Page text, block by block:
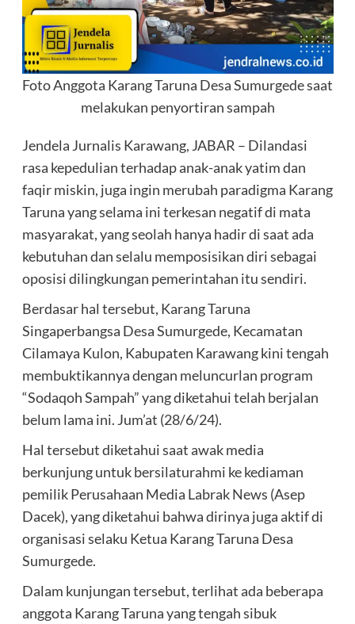
Foto Anggota Karang Taruna Desa Sumurgede saat
melakukan penyortiran sampah
Jendela Jurnalis Karawang, JABAR – Dilandasi
rasa kepedulian terhadap anak-anak yatim dan
faqir miskin, juga ingin merubah paradigma Karang
Taruna yang selama ini terkesan negatif di mata
masyarakat, yang seolah hanya hadir di saat ada
kebutuhan dan selalu memposisikan diri sebagai
oposisi dilingkungan pemerintahan itu sendiri.
Berdasar hal tersebut, Karang Taruna
Singaperbangsa Desa Sumurgede, Kecamatan
Cilamaya Kulon, Kabupaten Karawang kini tengah
membuktikannya dengan meluncurlan program
“Sodaqoh Sampah” yang diketahui telah berjalan
belum lama ini. Jum’at (28/6/24).
Hal tersebut diketahui saat awak media
berkunjung untuk bersilaturahmi ke kediaman
pemilik Perusahaan Media Labrak News (Asep
Dacek), yang diketahui bahwa dirinya juga aktif di
organisasi selaku Ketua Karang Taruna Desa
Sumurgede.
Dalam kunjungan tersebut, terlihat ada beberapa
anggota Karang Taruna yang tengah sibuk